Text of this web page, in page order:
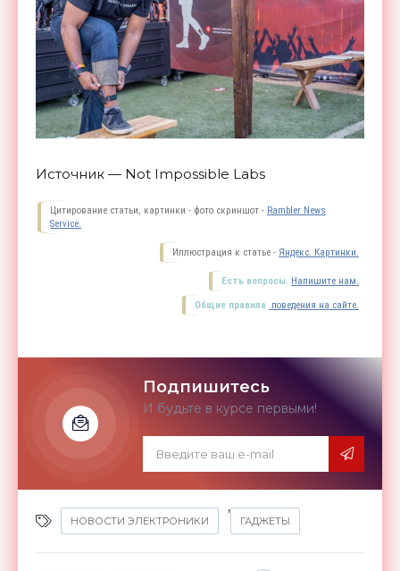
Источник — Not Impossible Labs
Цитирование статьи, картинки - фото скриншот - Rambler News
Service.
Иллюстрация к статье - Яндекс. Картинки.
Есть вопросы. Напишите нам.
Общие правила поведения на сайте.
Подпишитесь
И будьте в курсе первыми!
НОВОСТИ ЭЛЕКТРОНИКИ
,
ГАДЖЕТЫ